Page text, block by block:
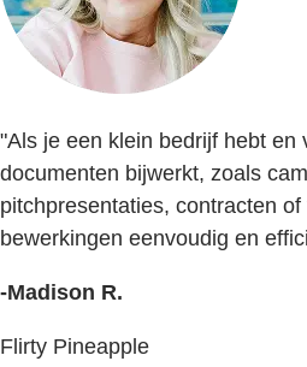
"Als je een klein bedrijf hebt en
documenten bijwerkt, zoals
pitchpresentaties, contracten
bewerkingen eenvoudig en
-Madison R.
Flirty Pineapple